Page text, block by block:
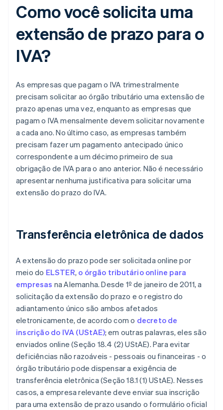
Como você solicita uma
extensão de prazo para o
IVA?
As empresas que pagam o IVA trimestralmente
precisam solicitar ao órgão tributário uma extensão de
prazo apenas uma vez, enquanto as empresas que
pagam o IVA mensalmente devem solicitar novamente
a cada ano. No último caso, as empresas também
precisam fazer um pagamento antecipado único
correspondente a um décimo primeiro de sua
obrigação de IVA para o ano anterior. Não é necessário
apresentar nenhuma justificativa para solicitar uma
extensão do prazo do IVA.
Transferência eletrônica de dados
A extensão do prazo pode ser solicitada online por
meio do ELSTER, o órgão tributário online para
empresas na Alemanha. Desde 1º de janeiro de 2011, a
solicitação da extensão do prazo e o registro do
adiantamento único são ambos afetados
eletronicamente, de acordo com o decreto de
inscrição do IVA (UStAE); em outras palavras, eles são
enviados online (Seção 18.4 (2) UStAE). Para evitar
deficiências não razoáveis - pessoais ou financeiras - o
órgão tributário pode dispensar a exigência de
transferência eletrônica (Seção 18.1 (1) UStAE). Nesses
casos, a empresa relevante deve enviar sua inscrição
para uma extensão de prazo usando o formulário oficial